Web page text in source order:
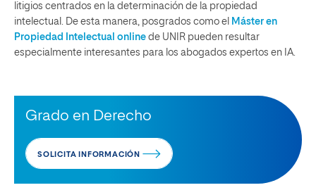
litigios centrados en la determinación de la propiedad
intelectual. De esta manera, posgrados como el Máster en
Propiedad Intelectual online de UNIR pueden resultar
especialmente interesantes para los abogados expertos en IA.
Grado en Derecho
SOLICITA INFORMACIÓN